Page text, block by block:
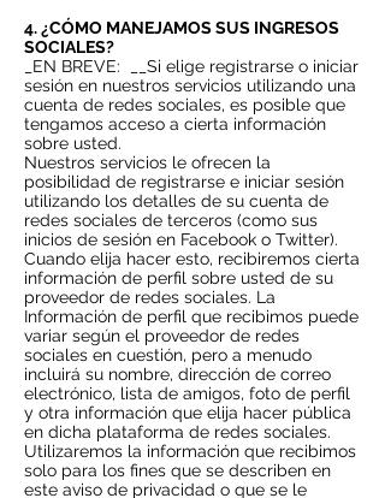
4. ¿CÓMO MANEJAMOS SUS INGRESOS
SOCIALES?
_EN BREVE:
__Si elige registrarse o iniciar
sesión en nuestros servicios utilizando una
cuenta de redes sociales, es posible que
tengamos acceso a cierta información
sobre usted.
Nuestros servicios le ofrecen la
posibilidad de registrarse e iniciar sesión
utilizando los detalles de su cuenta de
redes sociales de terceros (como sus
inicios de sesión en Facebook o Twitter).
Cuando elija hacer esto, recibiremos cierta
información de perfil sobre usted de su
proveedor de redes sociales. La
Información de perfil que recibimos puede
variar según el proveedor de redes
sociales en cuestión, pero a menudo
incluirá su nombre, dirección de correo
electrónico, lista de amigos, foto de perfil
y otra información que elija hacer pública
en dicha plataforma de redes sociales.
Utilizaremos la información que recibimos
solo para los fines que se describen en
este aviso de privacidad o que se le